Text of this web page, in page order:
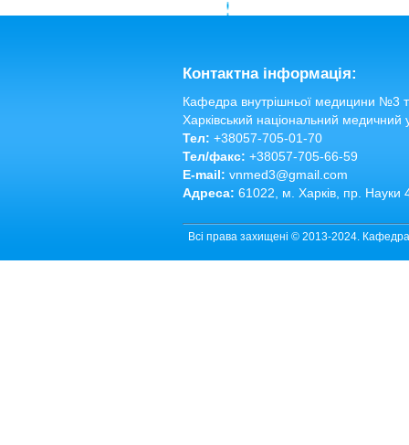
Контактна інформація:
Кафедра внутрішньої медицини №3
Харківський національний медичний
Тел: +38057-705-01-70
Тел/факс: +38057-705-66-59
E-mail: vnmed3@gmail.com
Адреса: 61022, м. Харків, пр. Науки
Всі права захищені © 2013-2024. Кафедра